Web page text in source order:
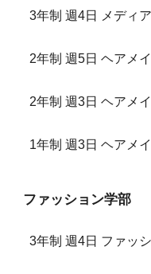
3年制 週4日 メディ
2年制 週5日 ヘアメ
2年制 週3日 ヘアメ
1年制 週3日 ヘアメ
ファッション学部
3年制 週4日 ファッ